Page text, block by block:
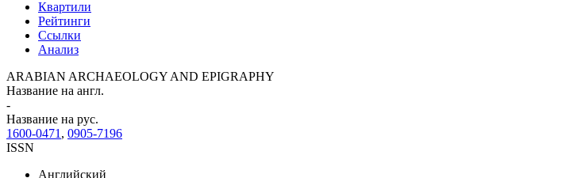
Квартили
Рейтинги
Ссылки
Анализ
ARABIAN ARCHAEOLOGY AND EPIGRAPHY
Название на англ.
-
Название на рус.
1600-0471 , 0905-7196
ISSN
Английский